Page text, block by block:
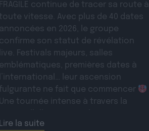
continue de tracer sa route à
vitesse. Avec plus de 40 dates
en 2026, le groupe
son statut de révélation
Festivals majeurs, salles
premières dates à
leur ascension
ne fait que commencer
tournée intense à travers la
un […]
la suite